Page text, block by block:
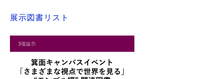
展示図書リスト